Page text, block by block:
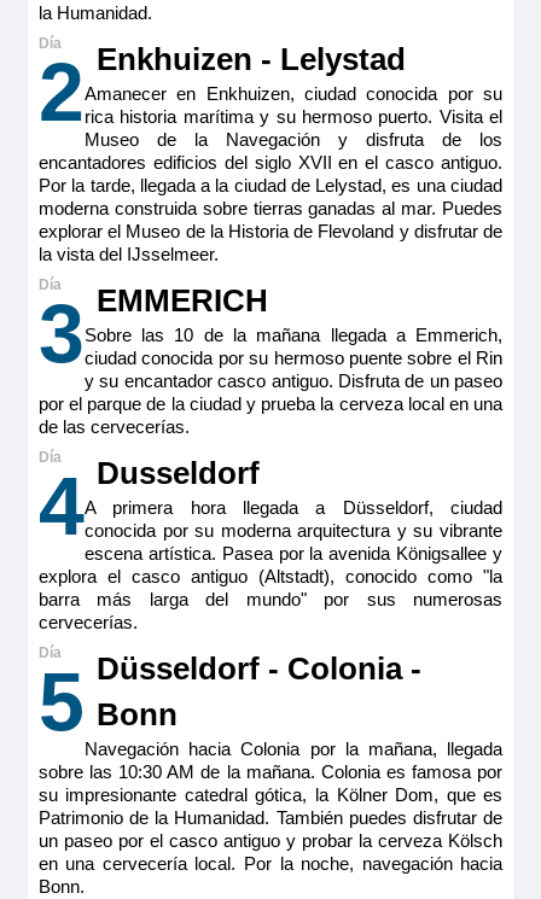
la Humanidad.
2 Enkhuizen - Lelystad
Amanecer en Enkhuizen, ciudad conocida por su
rica historia marítima y su hermoso puerto. Visita el
Museo de la Navegación y disfruta de los
encantadores edificios del siglo XVII en el casco antiguo.
Por la tarde, llegada a la ciudad de Lelystad, es una ciudad
moderna construida sobre tierras ganadas al mar. Puedes
explorar el Museo de la Historia de Flevoland y disfrutar de
la vista del IJsselmeer.
3 EMMERICH
Sobre las 10 de la mañana llegada a Emmerich,
ciudad conocida por su hermoso puente sobre el Rin
y su encantador casco antiguo. Disfruta de un paseo
por el parque de la ciudad y prueba la cerveza local en una
de las cervecerías.
4 Dusseldorf
A primera hora llegada a Düsseldorf, ciudad
conocida por su moderna arquitectura y su vibrante
escena artística. Pasea por la avenida Königsallee y
explora el casco antiguo (Altstadt), conocido como "la
barra más larga del mundo" por sus numerosas
cervecerías.
5 Düsseldorf - Colonia -
Bonn
Navegación hacia Colonia por la mañana, llegada
sobre las 10:30 AM de la mañana. Colonia es famosa por
su impresionante catedral gótica, la Kölner Dom, que es
Patrimonio de la Humanidad. También puedes disfrutar de
un paseo por el casco antiguo y probar la cerveza Kölsch
en una cervecería local. Por la noche, navegación hacia
Bonn.